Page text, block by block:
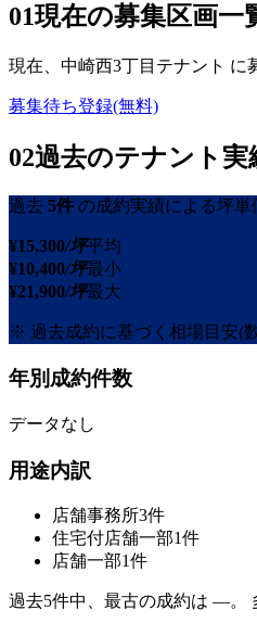
01現在の募集区画一
現在、 中崎西3丁目テナント に
募集待ち登録(無料)
02過去のテナント実
過去 5件 の成約実績による坪単
¥15,300/坪平均
¥10,400/坪最小
¥21,900/坪最大
※ 過去成約に基づく相場目安(
年別成約件数
データなし
用途内訳
店舗事務所3件
住宅付店舗一部1件
店舗一部1件
過去5件中、最古の成約は —。